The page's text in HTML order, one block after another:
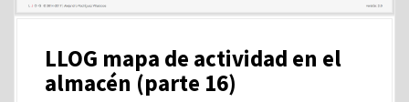
LLOG mapa de actividad en el
almacén (parte 16)